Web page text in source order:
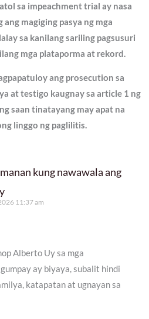
sa impeachment trial ay nasa
magiging pasya ng mga
sa kanilang sariling pagsusuri
mga plataporma at rekord.
ang prosecution sa
at testigo kaugnay sa article 1 ng
saan tinatayang may apat na
linggo ng paglilitis.
kung nawawala ang
11:37 am
Alberto Uy sa mga
ay biyaya, subalit hindi
katapatan at ugnayan sa